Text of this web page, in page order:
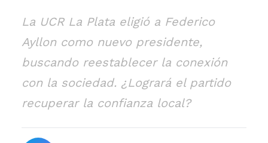
La UCR La Plata eligió a Federico
Ayllon como nuevo presidente,
buscando reestablecer la conexión
con la sociedad. ¿Logrará el partido
recuperar la confianza local?